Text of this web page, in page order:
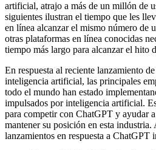
artificial, atrajo a más de un millón de
siguientes ilustran el tiempo que les
en línea alcanzar el mismo número de
otras plataformas en línea conocidas
tiempo más largo para alcanzar el hito
En respuesta al reciente lanzamiento
inteligencia artificial, las principales
todo el mundo han estado
impulsados ​​por inteligencia artificial.
para competir con ChatGPT y ayudar
mantener su posición en esta
lanzamientos en respuesta a ChatGPT